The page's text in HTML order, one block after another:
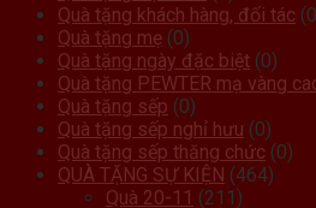
Quà tặng khách hàng, đối tác
Quà tặng mẹ (0)
Quà tặng ngày đặc biệt (0)
Quà tặng PEWTER mạ vàng
Quà tặng sếp (0)
Quà tặng sếp nghỉ hưu (0)
Quà tặng sếp thăng chức (0)
QUÀ TẶNG SỰ KIỆN (464)
Quà 20-11 (211)